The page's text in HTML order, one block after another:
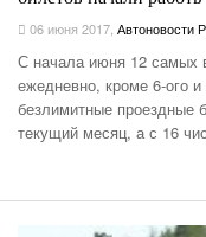
06 июня 2017, Автоновости
С начала июня 12 самых
ежедневно, кроме 6-ого
безлимитные проездные
текущий месяц, а с 16